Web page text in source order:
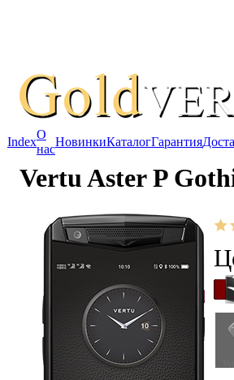
Index
О
нас
НовинкиКаталогГарантия
Vertu Aster P